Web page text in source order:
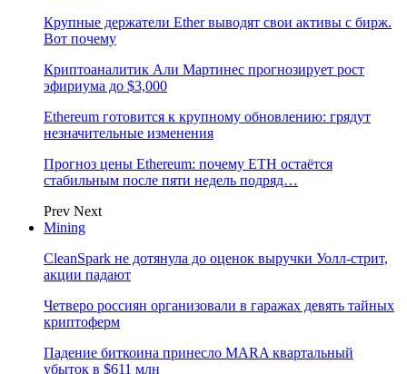
Крупные держатели Ether выводят свои активы с бирж.
Вот почему
Криптоаналитик Али Мартинес прогнозирует рост
эфириума до $3,000
Ethereum готовится к крупному обновлению: грядут
незначительные изменения
Прогноз цены Ethereum: почему ETH остаётся
стабильным после пяти недель подряд…
Prev Next
Mining
CleanSpark не дотянула до оценок выручки Уолл-стрит,
акции падают
Четверо россиян организовали в гаражах девять тайных
криптоферм
Падение биткоина принесло MARA квартальный
убыток в $611 млн